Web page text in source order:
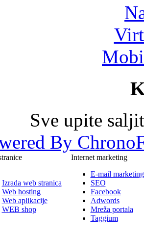
Sve upite
By
Internet marketing
Izrada web stranica
Web hosting
Web aplikacije
WEB shop
E-mail marketing
SEO
Facebook
Adwords
Mreža portala
Taggium